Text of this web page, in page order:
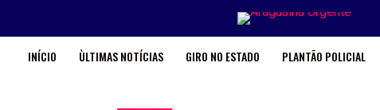
INÍCIO ÙLTIMAS NOTÍCIAS GIRO NO ESTADO PLANTÃO POLICIAL